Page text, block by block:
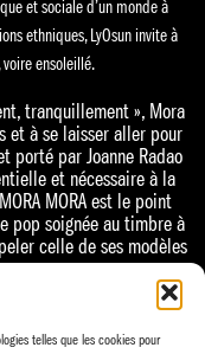
telles que les cookies pour
et sociale d’un monde à
ethniques, LyOsun invite à
ensoleillé.
tranquillement », Mora
et à se laisser aller pour
porté par Joanne Radao
et nécessaire à la
MORA est le point
pop soignée au timbre à
celle de ses modèles